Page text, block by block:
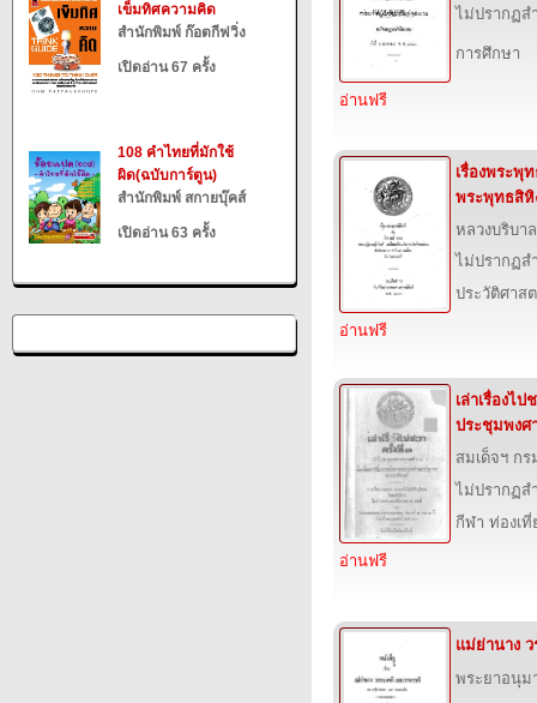
เข็มทิศความคิด
สำนักพิมพ์ ก๊อตกีฟวิ่ง
เปิดอ่าน 67 ครั้ง
108 คำไทยที่มักใช้
ผิด(ฉบับการ์ตูน)
สำนักพิมพ์ สกายบุ๊คส์
เปิดอ่าน 63 ครั้ง
ไม่ปรากฏ
การศึกษา
อ่านฟรี
เรื่องพระพุ
พระพุทธสิหิ
หลวงบริบ
ไม่ปรากฏ
ประวัติศาส
อ่านฟรี
เล่าเรื่องไ
ประชุมพงศ
สมเด็จฯ ก
ไม่ปรากฏ
กีฬา ท่องเ
อ่านฟรี
แม่ย่านาง
พระยาอนุม